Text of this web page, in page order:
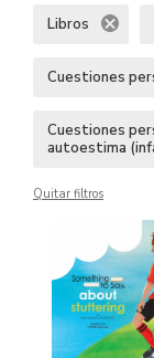
Libros
Cuestiones
Cuestiones
autoestima
Quitar filtros